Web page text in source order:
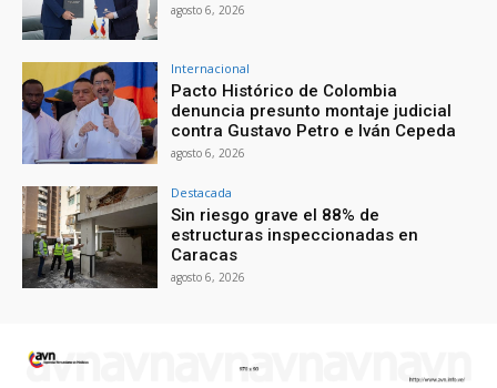
agosto 6, 2026
Internacional
Pacto Histórico de Colombia
denuncia presunto montaje judicial
contra Gustavo Petro e Iván Cepeda
agosto 6, 2026
Destacada
Sin riesgo grave el 88% de
estructuras inspeccionadas en
Caracas
agosto 6, 2026